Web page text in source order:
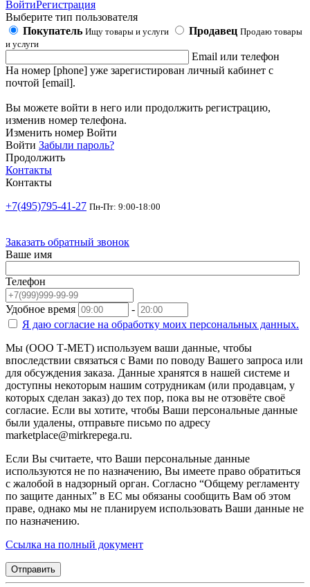
ВойтиРегистрация
Выберите тип пользователя
Покупатель Ищу товары и услуги Продавец Продаю товары
и услуги
Email или телефон
На номер [phone] уже зарегистирован личный кабинет с
почтой [email].
Вы можете войти в него или продолжить регистрацию,
изменив номер телефона.
Изменить номер Войти
Войти Забыли пароль?
Продолжить
Контакты
Контакты
+7(495)795-41-27 Пн-Пт: 9:00-18:00
Заказать обратный звонок
Ваше имя
Телефон
Удобное время
-
Я даю согласие на обработку моих персональных данных.
Мы (ООО Т-МЕТ) используем ваши данные, чтобы
впоследствии связаться с Вами по поводу Вашего запроса или
для обсуждения заказа. Данные хранятся в нашей системе и
доступны некоторым нашим сотрудникам (или продавцам, у
которых сделан заказ) до тех пор, пока вы не отзовёте своё
согласие. Если вы хотите, чтобы Ваши персональные данные
были удалены, отправьте письмо по адресу
marketplace@mirkrepega.ru.
Если Вы считаете, что Ваши персональные данные
используются не по назначению, Вы имеете право обратиться
с жалобой в надзорный орган. Согласно “Общему регламенту
по защите данных” в ЕС мы обязаны сообщить Вам об этом
праве, однако мы не планируем использовать Ваши данные не
по назначению.
Ссылка на полный документ
Отправить